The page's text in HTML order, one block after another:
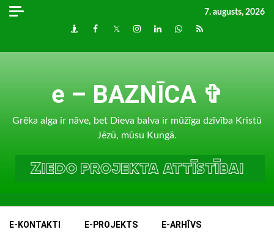
Skip
7. augusts, 2026
DraugiemFacebook
TwitterInstagram
LinkedInwhatsapp
RSS
e – BAZNĪCA ✞
Grēka alga ir nāve, bet Dieva balva ir mūžīga dzīvība Kristū
Jēzū, mūsu Kungā.
E-KONTAKTI E-PROJEKTS E-ARHĪVS